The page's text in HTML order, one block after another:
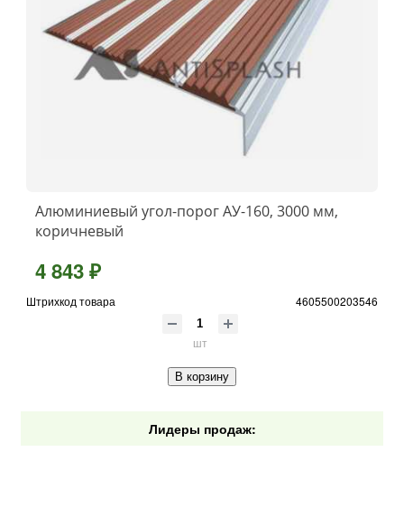
Алюминиевый угол-порог АУ-160, 3000 мм,
коричневый
4 843 ₽
Штрихкод товара 4605500203546
шт
В корзину
Лидеры продаж: